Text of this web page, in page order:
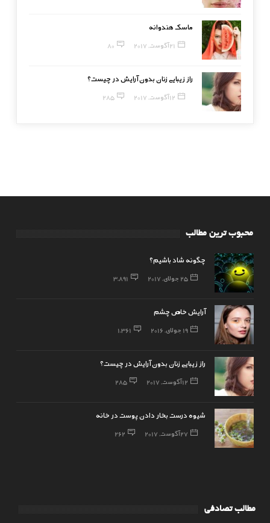
ماسک هندوانه
21 آگوست, 2017 80
راز زیبایی زنان بدون آرایش در چیست؟
12 آگوست, 2017 285
محبوب ترین مطالب
چگونه شاد باشیم؟
25 جولای, 2017 3,891
آرایش خاص چشم
19 جولای, 2016 1,361
راز زیبایی زنان بدون آرایش در چیست؟
12 آگوست, 2017 285
شیوه درست بخار دادن پوست در خانه
27 آگوست, 2017 262
مطالب تصادفی